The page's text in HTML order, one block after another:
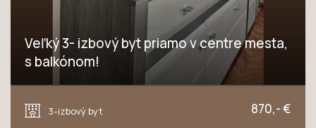
Veľký 3- izbový byt priamo v centre mesta,
s balkónom!
3-izbový byt
870,- €